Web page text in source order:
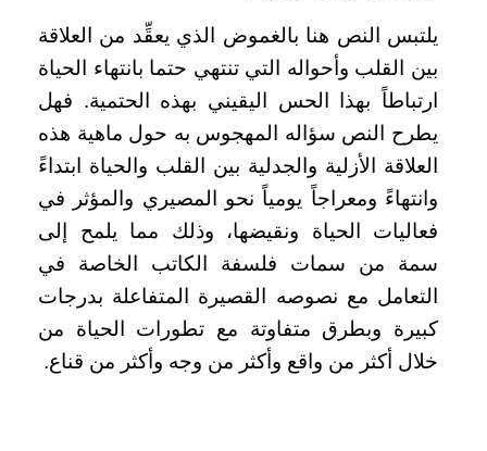
يلتبس النص هنا بالغموض الذي يعقِّد من العلاقة
بين القلب وأحواله التي تنتهي حتما بانتهاء الحياة
ارتباطاً بهذا الحس اليقيني بهذه الحتمية. فهل
يطرح النص سؤاله المهجوس به حول ماهية هذه
العلاقة الأزلية والجدلية بين القلب والحياة ابتداءً
وانتهاءً ومعراجاً يومياً نحو المصيري والمؤثر في
فعاليات الحياة ونقيضها، وذلك مما يلمح إلى
سمة من سمات فلسفة الكاتب الخاصة في
التعامل مع نصوصه القصيرة المتفاعلة بدرجات
كبيرة وبطرق متفاوتة مع تطورات الحياة من
خلال أكثر من واقع وأكثر من وجه وأكثر من قناع.